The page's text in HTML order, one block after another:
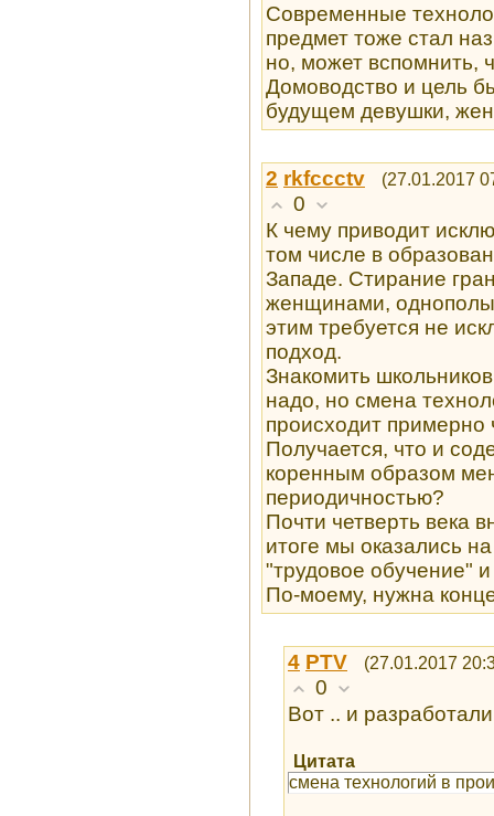
Современные
предмет тоже стал
но, может вспомнить,
Домоводство и цель
будущем девушки,
2 rkfccctv (27.01.2017
0
К чему приводит
том числе в
Западе. Стирание
женщинами,
этим требуется не
подход.
Знакомить
надо, но смена
происходит примерно
Получается, что и
коренным образом
периодичностью?
Почти четверть века
итоге мы оказались
"трудовое обучение" и
По-моему, нужна
4 PTV (27.01.2017
0
Вот .. и
Цитата
смена технологий в